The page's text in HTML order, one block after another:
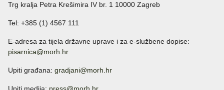
Trg kralja Petra Krešimira IV br. 1 10000 Zagreb
Tel: +385 (1) 4567 111
E-adresa za tijela državne uprave i za e-službene dopise:
pisarnica@morh.hr
Upiti građana: gradjani@morh.hr